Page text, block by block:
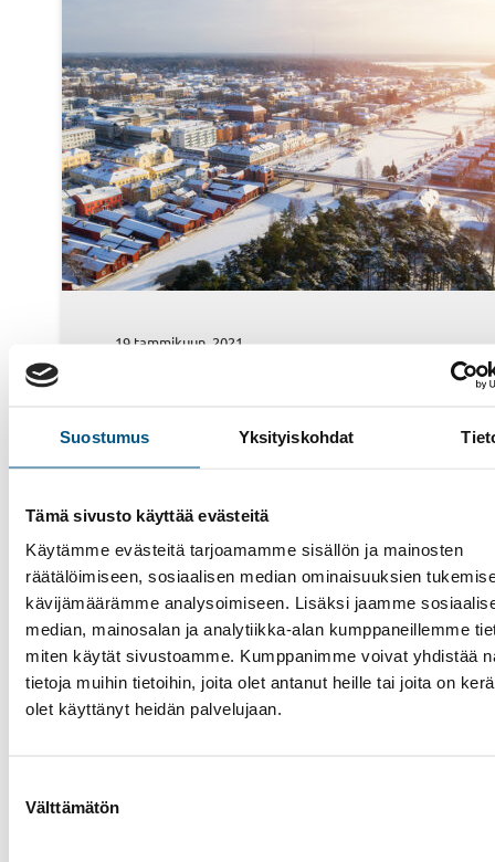
Suostumus Yksityiskohdat
Tämä sivusto käyttää evästeitä
Käytämme evästeitä tarjoamamme sisällön ja mainosten
räätälöimiseen, sosiaalisen median ominaisuuksien
kävijämäärämme analysoimiseen. Lisäksi jaamme
median, mainosalan ja analytiikka-alan kumppaneillemme
miten käytät sivustoamme. Kumppanimme voivat yhdistää
tietoja muihin tietoihin, joita olet antanut heille tai joita on
olet käyttänyt heidän palvelujaan.
valinta
Välttämätön
19 tammikuun, 2021
hissien ja nostolaitteiden teknisten
palveluiden hankintasopimuksen Porvoon
Sopimus koskee Porvoon kaupungin julkisten
hissien sekä nosto-ovien huolto-, kunnossapito- ja
korjauspalveluita Porvoon kaupungin alueella.